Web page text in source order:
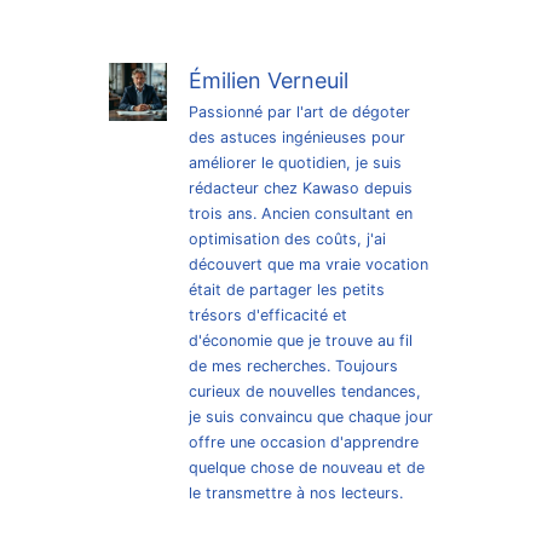
Émilien Verneuil
Passionné par l'art de dégoter
des astuces ingénieuses pour
améliorer le quotidien, je suis
rédacteur chez Kawaso depuis
trois ans. Ancien consultant en
optimisation des coûts, j'ai
découvert que ma vraie vocation
était de partager les petits
trésors d'efficacité et
d'économie que je trouve au fil
de mes recherches. Toujours
curieux de nouvelles tendances,
je suis convaincu que chaque jour
offre une occasion d'apprendre
quelque chose de nouveau et de
le transmettre à nos lecteurs.